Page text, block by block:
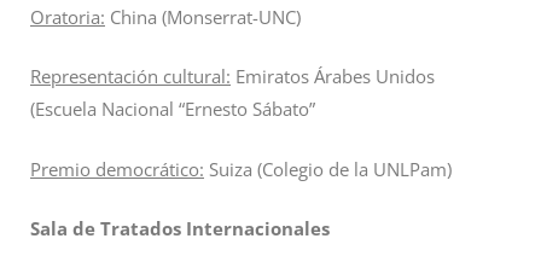
Oratoria: China (Monserrat-UNC)
Representación cultural: Emiratos Árabes Unidos
(Escuela Nacional “Ernesto Sábato”
Premio democrático: Suiza (Colegio de la UNLPam)
Sala de Tratados Internacionales